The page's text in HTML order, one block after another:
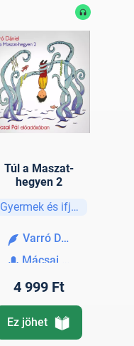
Túl a Maszat-
hegyen 2
Gyermek és ifjúsági
Varró Dániel
Mácsai Pál
4 999 Ft
Ez jöhet